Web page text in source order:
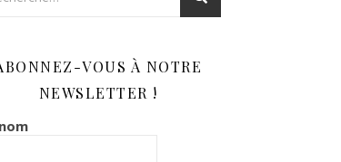
VOUS À NOTRE
NEWSLETTER !